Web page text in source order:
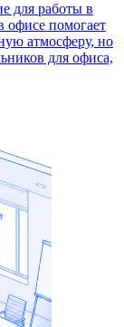
для работы в
офисе помогает
атмосферу, но
для офиса,